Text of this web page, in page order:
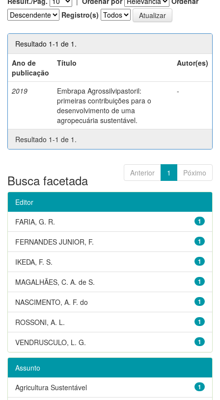
Registro(s)
Resultado 1-1 de 1.
Ano de
publicação
Título Autor(es)
2019
Embrapa Agrossilvipastoril:
primeiras contribuições para o
desenvolvimento de uma
agropecuária sustentável.
-
Resultado 1-1 de 1.
Anterior 1 Póximo
Busca facetada
Editor
1
FARIA, G. R.
1
FERNANDES JUNIOR, F.
1
IKEDA, F. S.
1
MAGALHÃES, C. A. de S.
1
NASCIMENTO, A. F. do
1
ROSSONI, A. L.
1
VENDRUSCULO, L. G.
Assunto
1
Agricultura Sustentável